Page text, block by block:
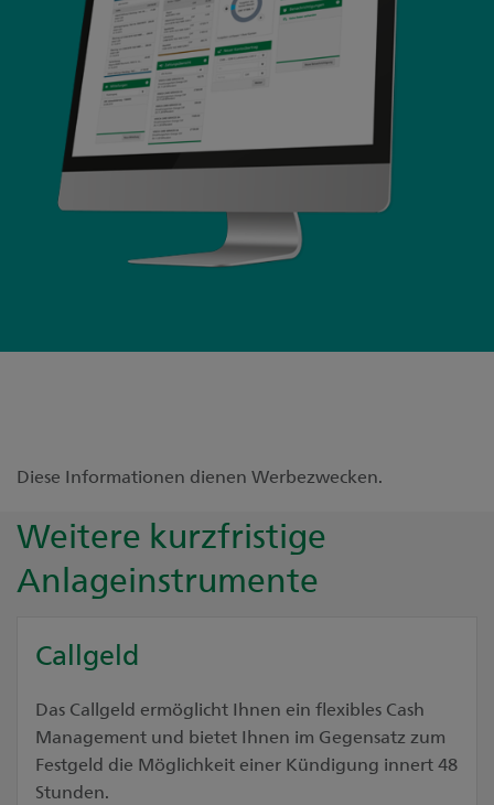
Diese Informationen dienen Werbezwecken.
Weitere kurzfristige
Anlageinstrumente
Callgeld
Das Callgeld ermöglicht Ihnen ein flexibles Cash
Management und bietet Ihnen im Gegensatz zum
Festgeld die Möglichkeit einer Kündigung innert 48
Stunden.